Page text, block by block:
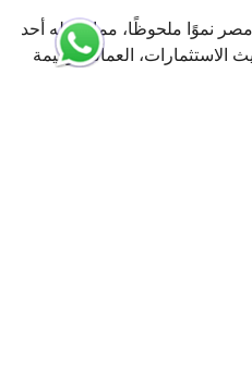
نموًا ملحوظًا، مما يجعله أحد
الاستثمارات، العمالة، وقيمة